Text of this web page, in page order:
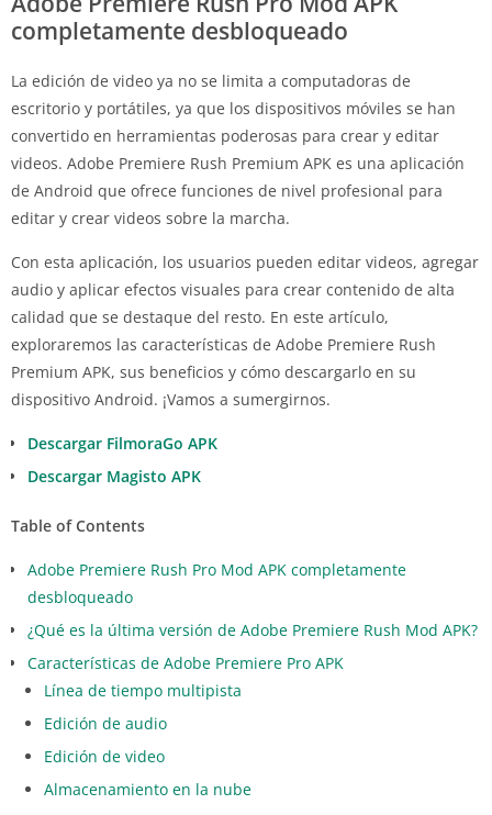
completamente desbloqueado
La edición de video ya no se limita a computadoras de
escritorio y portátiles, ya que los dispositivos móviles se han
convertido en herramientas poderosas para crear y editar
videos. Adobe Premiere Rush Premium APK es una aplicación
de Android que ofrece funciones de nivel profesional para
editar y crear videos sobre la marcha.
Con esta aplicación, los usuarios pueden editar videos, agregar
audio y aplicar efectos visuales para crear contenido de alta
calidad que se destaque del resto. En este artículo,
exploraremos las características de Adobe Premiere Rush
Premium APK, sus beneficios y cómo descargarlo en su
dispositivo Android. ¡Vamos a sumergirnos.
Descargar FilmoraGo APK
Descargar Magisto APK
Table of Contents
Adobe Premiere Rush Pro Mod APK completamente
desbloqueado
¿Qué es la última versión de Adobe Premiere Rush Mod APK?
Características de Adobe Premiere Pro APK
Línea de tiempo multipista
Edición de audio
Edición de video
Almacenamiento en la nube